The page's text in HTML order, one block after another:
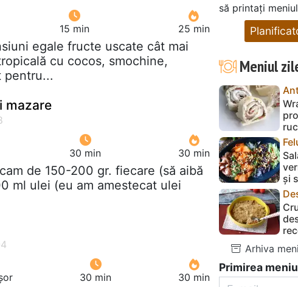
15 min 25 min
egale fructe uscate cât mai
cu cocos, smochine,
pentru...
mazare
30 min 30 min
de 150-200 gr. fiecare (să aibă
ml ulei (eu am amestecat ulei
30 min 30 min
să printați
Meniul
și
Arhiva
Primirea